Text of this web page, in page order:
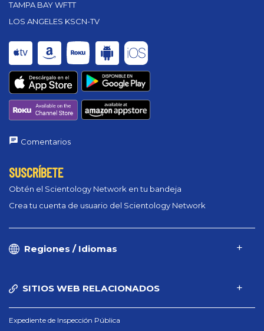
TAMPA BAY WFTT
LOS ANGELES KSCN-TV
Comentarios
SUSCRÍBETE
Obtén el Scientology Network en tu bandeja
Crea tu cuenta de usuario del Scientology Network
Regiones / Idiomas
SITIOS WEB RELACIONADOS
Expediente de Inspección Pública